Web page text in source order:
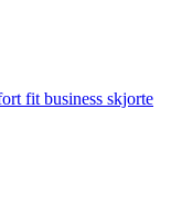
fit business skjorte